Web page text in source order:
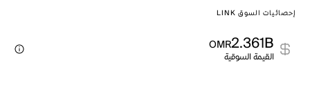
إحصائيات السوق LINK
2.361B
OMR
القيمة السوقية